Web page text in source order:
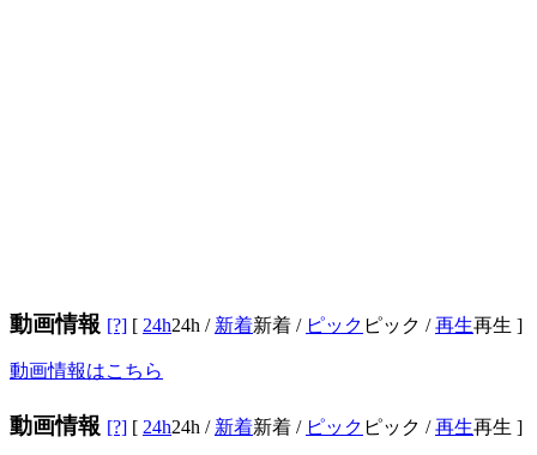
動画情報 [?] [ 24h24h / 新着新着 / ピック ピック /再生再生 ]
動画情報はこちら
動画情報 [?] [ 24h24h / 新着新着 / ピック ピック /再生再生 ]